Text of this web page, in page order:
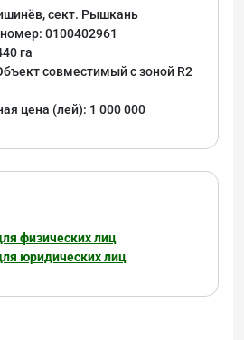
сект. Рышкань
0100402961
га
совместимый с зоной R2
цена (лей): 1 000 000
физических лиц
юридических лиц